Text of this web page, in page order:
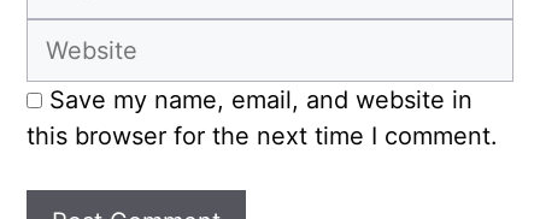
Website
Save my name, email, and website in
this browser for the next time I comment.